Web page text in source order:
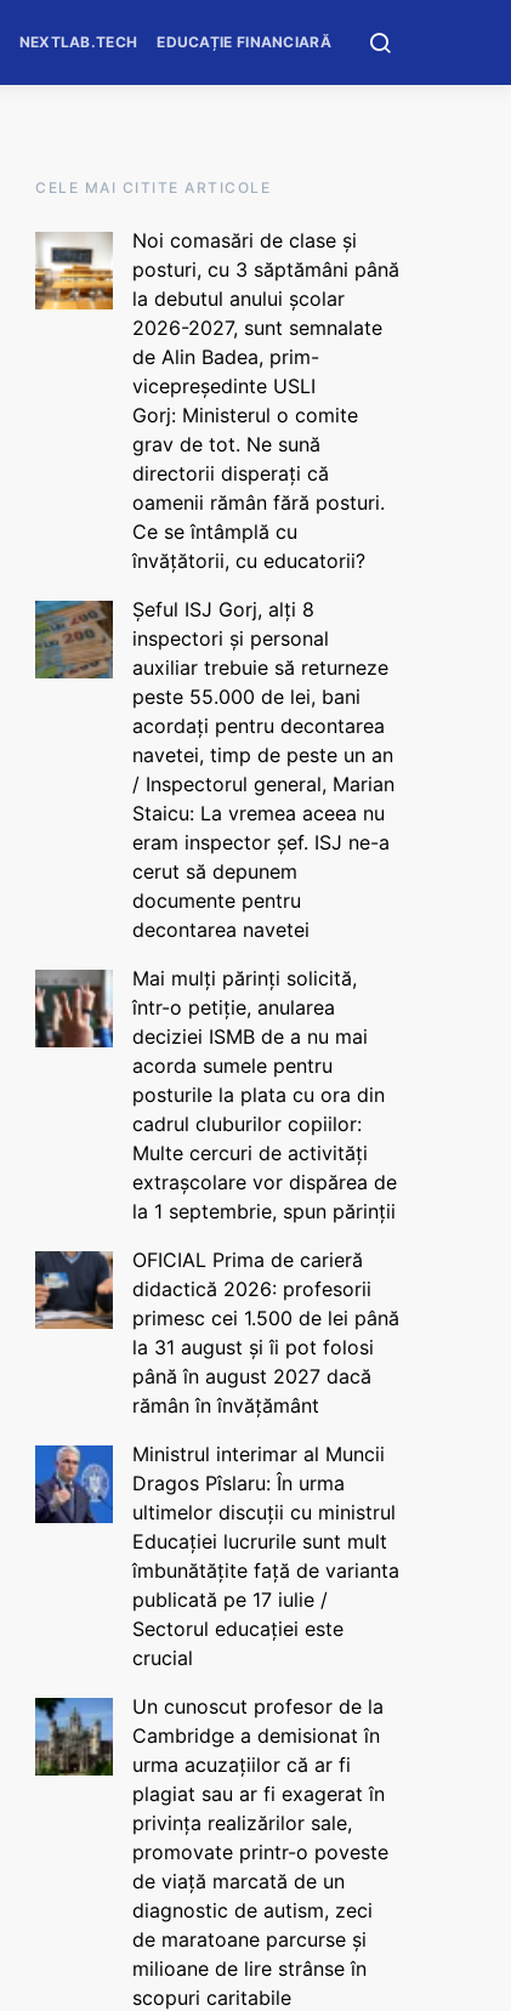
NEXTLAB.TECH EDUCAȚIE FINANCIARĂ
CELE MAI CITITE ARTICOLE
Noi comasări de clase și
posturi, cu 3 săptămâni până
la debutul anului școlar
2026-2027, sunt semnalate
de Alin Badea, prim-
vicepreședinte USLI
Gorj: Ministerul o comite
grav de tot. Ne sună
directorii disperați că
oamenii rămân fără posturi.
Ce se întâmplă cu
învățătorii, cu educatorii?
Șeful ISJ Gorj, alți 8
inspectori și personal
auxiliar trebuie să returneze
peste 55.000 de lei, bani
acordați pentru decontarea
navetei, timp de peste un an
/ Inspectorul general, Marian
Staicu: La vremea aceea nu
eram inspector șef. ISJ ne-a
cerut să depunem
documente pentru
decontarea navetei
Mai mulți părinți solicită,
într-o petiție, anularea
deciziei ISMB de a nu mai
acorda sumele pentru
posturile la plata cu ora din
cadrul cluburilor copiilor:
Multe cercuri de activități
extrașcolare vor dispărea de
la 1 septembrie, spun părinții
OFICIAL Prima de carieră
didactică 2026: profesorii
primesc cei 1.500 de lei până
la 31 august și îi pot folosi
până în august 2027 dacă
rămân în învățământ
Ministrul interimar al Muncii
Dragos Pîslaru: În urma
ultimelor discuții cu ministrul
Educației lucrurile sunt mult
îmbunătățite față de varianta
publicată pe 17 iulie /
Sectorul educației este
crucial
Un cunoscut profesor de la
Cambridge a demisionat în
urma acuzațiilor că ar fi
plagiat sau ar fi exagerat în
privința realizărilor sale,
promovate printr-o poveste
de viață marcată de un
diagnostic de autism, zeci
de maratoane parcurse și
milioane de lire strânse în
scopuri caritabile